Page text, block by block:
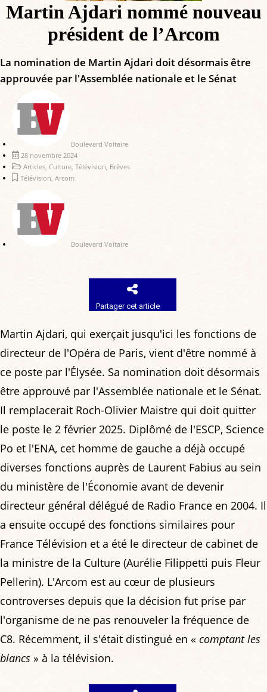
Martin Ajdari nommé nouveau
président de l’Arcom
La nomination de Martin Ajdari doit désormais être
approuvée par l'Assemblée nationale et le Sénat
Boulevard Voltaire
28 novembre 2024
Articles Culture Télévision Brèves
Télévision Arcom
Boulevard Voltaire
Partager cet article
Martin Ajdari, qui exerçait jusqu'ici les fonctions de
directeur de l'Opéra de Paris, vient d'être nommé à
ce poste par l'Élysée. Sa nomination doit désormais
être approuvé par l'Assemblée nationale et le Sénat.
Il remplacerait Roch-Olivier Maistre qui doit quitter
le poste le 2 février 2025. Diplômé de l'ESCP, Science
Po et l'ENA, cet homme de gauche a déjà occupé
diverses fonctions auprès de Laurent Fabius au sein
du ministère de l'Économie avant de devenir
directeur général délégué de Radio France en 2004. Il
a ensuite occupé des fonctions similaires pour
France Télévision et a été le directeur de cabinet de
la ministre de la Culture (Aurélie Filippetti puis Fleur
Pellerin). L'Arcom est au cœur de plusieurs
controverses depuis que la décision fut prise par
l'organisme de ne pas renouveler la fréquence de
C8. Récemment, il s'était distingué en « comptant les
blancs » à la télévision.